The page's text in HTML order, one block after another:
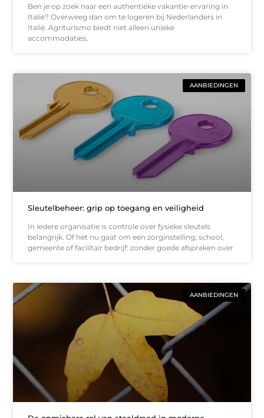
Ben je op zoek naar een authentieke vakantie-ervaring in
Italië? Overweeg dan om te logeren bij Nederlanders in
Italië. Agriturismo biedt niet alleen unieke
accommodaties,
AANBIEDINGEN
Sleutelbeheer: grip op toegang en veiligheid
In iedere organisatie is controle over fysieke sleutels
belangrijk. Of het nu gaat om een zorginstelling, school,
gemeente of facilitair bedrijf: zonder goede afspraken over
AANBIEDINGEN